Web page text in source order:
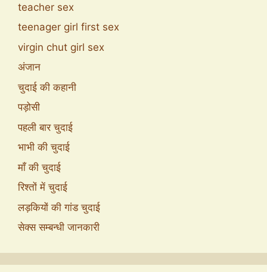
teacher sex
teenager girl first sex
virgin chut girl sex
अंजान
चुदाई की कहानी
पड़ोसी
पहली बार चुदाई
भाभी की चुदाई
माँ की चुदाई
रिश्तों में चुदाई
लड़कियों की गांड चुदाई
सेक्स सम्बन्धी जानकारी